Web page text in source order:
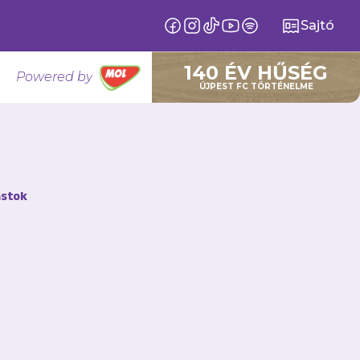
Sajtó
Powered by 140 ÉV HŰSÉG
ÚJPEST FC TÖRTÉNELME